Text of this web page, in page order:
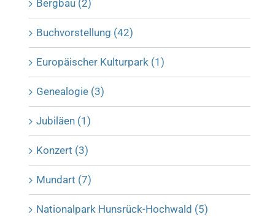
Bergbau (2)
Buchvorstellung (42)
Europäischer Kulturpark (1)
Genealogie (3)
Jubiläen (1)
Konzert (3)
Mundart (7)
Nationalpark Hunsrück-Hochwald (5)